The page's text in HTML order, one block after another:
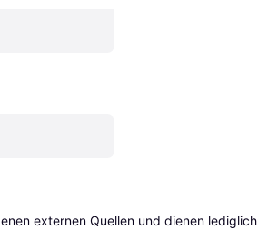
externen Quellen und dienen lediglich